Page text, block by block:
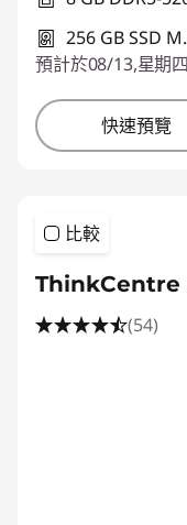
256 GB SSD
預計於08/13,星期
快速預覽
比較
ThinkCentre
(54)